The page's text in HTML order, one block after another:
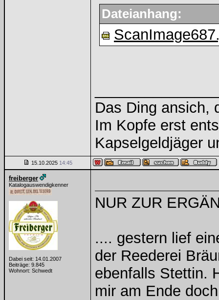
Dateianhang:
Das Ding ansich,
Im Kopfe erst
Kapselgeldjäger
15.10.2025 14:45
freiberger
Katalogauswendigkenner
Dabei seit: 14.01.2007
Beiträge: 9.845
Wohnort: Schwedt
NUR ZUR
.... gestern lief
der Reederei
ebenfalls Stettin.
mir am Ende